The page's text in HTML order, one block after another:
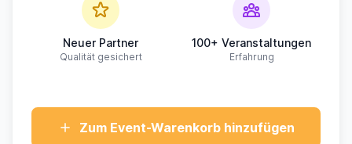
Neuer Partner
Qualität gesichert
100+ Veranstaltungen
Erfahrung
Zum Event-Warenkorb hinzufügen